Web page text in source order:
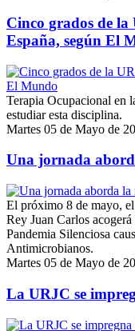
Cinco grados de la
España, según El
Terapia Ocupacional en
estudiar esta disciplina.
Martes 05 de Mayo de
Una jornada
El próximo 8 de mayo,
Rey Juan Carlos
Pandemia Silenciosa
Antimicrobianos.
Martes 05 de Mayo de
La URJC se